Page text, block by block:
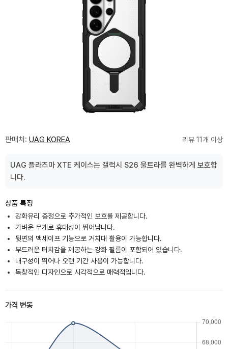
판매처: UAG KOREA 리뷰 11개 이상
UAG 플라즈마 XTE 케이스는 갤럭시 S26 울트라를 완벽하게 보호합
니다.
상품 특징
강화유리 증정으로 추가적인 보호를 제공합니다.
가벼운 무게로 휴대성이 뛰어납니다.
뒷면의 맥세이프 기능으로 거치대 활용이 가능합니다.
부드러운 터치감을 제공하는 강화 필름이 포함되어 있습니다.
내구성이 뛰어나 오랜 기간 사용이 가능합니다.
독창적인 디자인으로 시각적으로 매력적입니다.
가격 변동